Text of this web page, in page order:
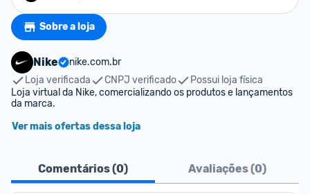
Sobre a loja
Nike
nike.com.br
Loja verificada
CNPJ verificado
Possui loja física
Loja virtual da Nike, comercializando os produtos e lançamentos
da marca.
Ver mais ofertas dessa loja
Comentários (0) Avaliações (0)